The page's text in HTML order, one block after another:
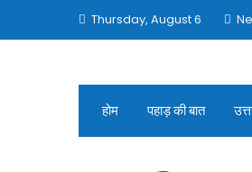
Thursday, August 6
होम पहाड़ की बात